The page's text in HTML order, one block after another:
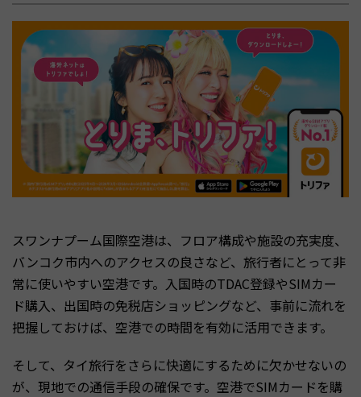
スワンナプーム国際空港は、フロア構成や施設の充実度、
バンコク市内へのアクセスの良さなど、旅行者にとって非
常に使いやすい空港です。入国時のTDAC登録やSIMカー
ド購入、出国時の免税店ショッピングなど、事前に流れを
把握しておけば、空港での時間を有効に活用できます。
そして、タイ旅行をさらに快適にするために欠かせないの
が、現地での通信手段の確保です。空港でSIMカードを購